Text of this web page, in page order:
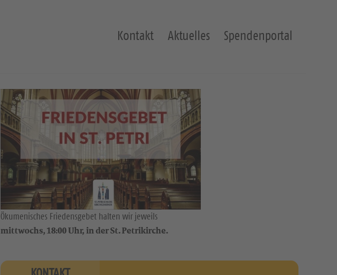
Kontakt Aktuelles Spendenportal
Ökumenisches Friedensgebet halten wir jeweils
mittwochs, 18:00 Uhr, in der St. Petrikirche.